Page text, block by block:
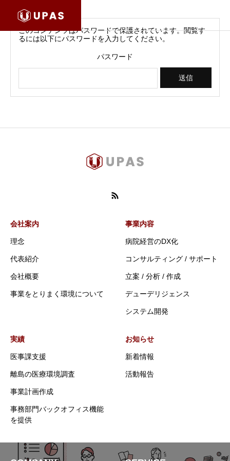
このコンテンツはパスワードで保護されています。閲覧す
るには以下にパスワードを入力してください。
パスワード
会社案内
理念
代表紹介
会社概要
事業をとりまく環境について
事業内容
病院経営のDX化
コンサルティング / サポート
立案 / 分析 / 作成
デューデリジェンス
システム開発
実績
医事課支援
離島の医療環境調査
事業計画作成
事務部門バックオフィス機能
を提供
お知らせ
新着情報
活動報告